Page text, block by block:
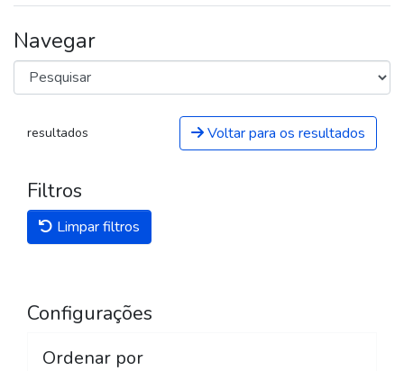
Navegar
resultados Voltar para os resultados
Filtros
Limpar filtros
Configurações
Ordenar por